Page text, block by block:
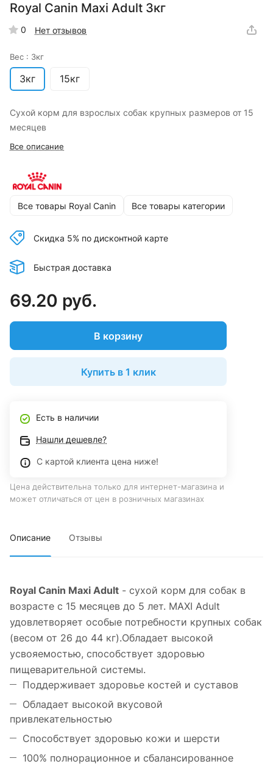
Royal Canin Maxi Adult 3кг
0 Нет отзывов
Вес : 3кг
3кг 15кг
Сухой корм для взрослых собак крупных размеров от 15
месяцев
Все описание
Все товары Royal Canin Все товары категории
Скидка 5% по дисконтной карте
Быстрая доставка
69.20 руб.
В корзину
Купить в 1 клик
Есть в наличии
Нашли дешевле?
С картой клиента цена ниже!
Цена действительна только для интернет-магазина и
может отличаться от цен в розничных магазинах
Описание Отзывы
Royal Canin Maxi Adult - сухой корм для собак в
возрасте с 15 месяцев до 5 лет. MAXI Adult
удовлетворяет особые потребности крупных собак
(весом от 26 до 44 кг).Обладает высокой
усвояемостью, способствует здоровью
пищеварительной системы.
Поддерживает здоровье костей и суставов
Обладает высокой вкусовой
привлекательностью
Способствует здоровью кожи и шерсти
100% полнорационное и сбалансированное